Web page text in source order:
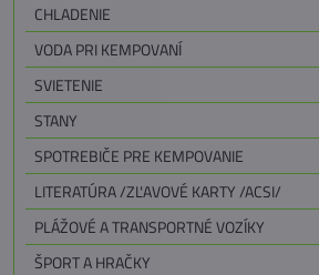
CHLADENIE
VODA PRI KEMPOVANÍ
SVIETENIE
STANY
SPOTREBIČE PRE KEMPOVANIE
LITERATÚRA /ZĽAVOVÉ KARTY /ACSI/
PLÁŽOVÉ A TRANSPORTNÉ VOZÍKY
ŠPORT A HRAČKY